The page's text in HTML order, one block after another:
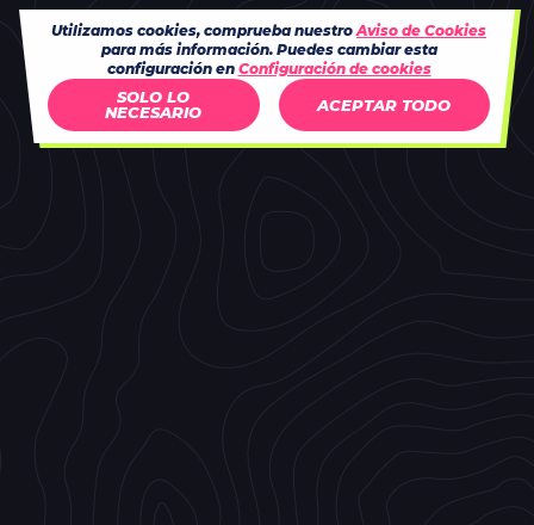
Utilizamos cookies, comprueba nuestroAviso de Cookies
para más información. Puedes cambiar esta
configuración en Configuración de cookies
SOLO LO
NECESARIO
ACEPTAR TODO